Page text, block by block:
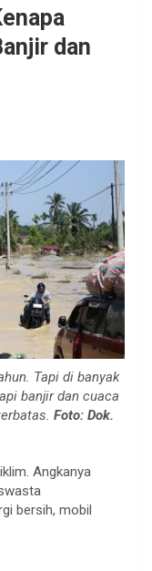
dan
Tapi di banyak
banjir dan cuaca
Foto: Dok.
Angkanya
bersih, mobil